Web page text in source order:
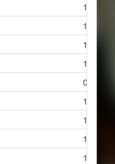
1
1
1
1
0
1
1
1
1